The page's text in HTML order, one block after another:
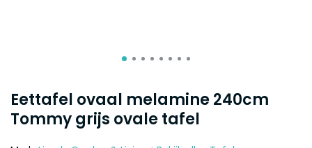
Eettafel ovaal melamine 240cm
Tommy grijs ovale tafel